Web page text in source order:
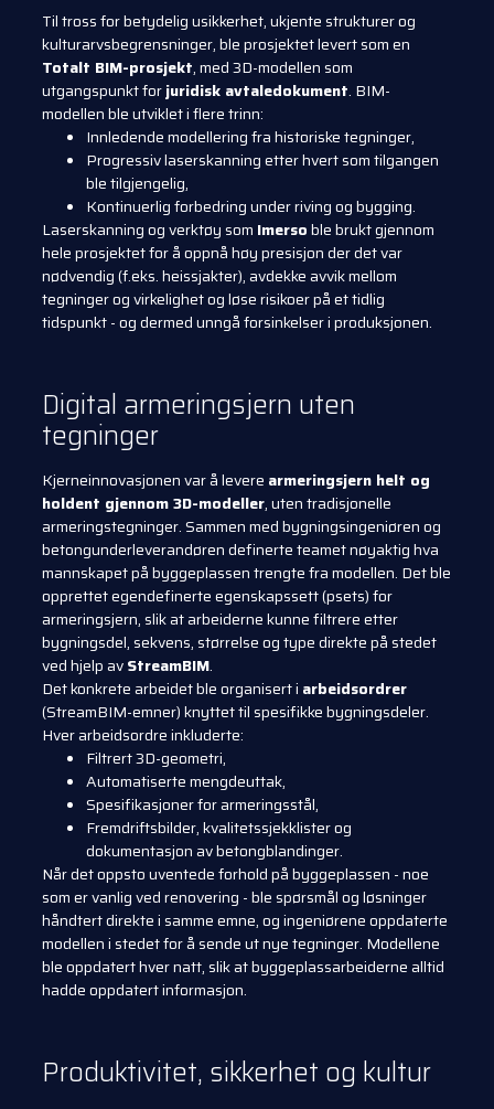
Til tross for betydelig usikkerhet, ukjente strukturer og
kulturarvsbegrensninger, ble prosjektet levert som en
Totalt BIM-prosjekt, med 3D-modellen som
utgangspunkt forjuridisk avtaledokument. BIM-
modellen ble utviklet i flere trinn:
Innledende modellering fra historiske tegninger,
Progressiv laserskanning etter hvert som tilgangen
ble tilgjengelig,
Kontinuerlig forbedring under riving og bygging.
Laserskanning og verktøy som Imersoble brukt gjennom
hele prosjektet for å oppnå høy presisjon der det var
nødvendig (f.eks. heissjakter), avdekke avvik mellom
tegninger og virkelighet og løse risikoer på et tidlig
tidspunkt - og dermed unngå forsinkelser i produksjonen.
Digital armeringsjern uten
tegninger
Kjerneinnovasjonen var å levere armeringsjern helt og
holdent gjennom 3D-modeller, uten tradisjonelle
armeringstegninger. Sammen med bygningsingeniøren og
betongunderleverandøren definerte teamet nøyaktig hva
mannskapet på byggeplassen trengte fra modellen. Det ble
opprettet egendefinerte egenskapssett (psets) for
armeringsjern, slik at arbeiderne kunne filtrere etter
bygningsdel, sekvens, størrelse og type direkte på stedet
ved hjelp avStreamBIM.
Det konkrete arbeidet ble organisert i arbeidsordrer
(StreamBIM-emner) knyttet til spesifikke bygningsdeler.
Hver arbeidsordre inkluderte:
Filtrert 3D-geometri,
Automatiserte mengdeuttak,
Spesifikasjoner for armeringsstål,
Fremdriftsbilder, kvalitetssjekklister og
dokumentasjon av betongblandinger.
Når det oppsto uventede forhold på byggeplassen - noe
som er vanlig ved renovering - ble spørsmål og løsninger
håndtert direkte i samme emne, og ingeniørene oppdaterte
modellen i stedet for å sende ut nye tegninger. Modellene
ble oppdatert hver natt, slik at byggeplassarbeiderne alltid
hadde oppdatert informasjon.
Produktivitet, sikkerhet og kultur